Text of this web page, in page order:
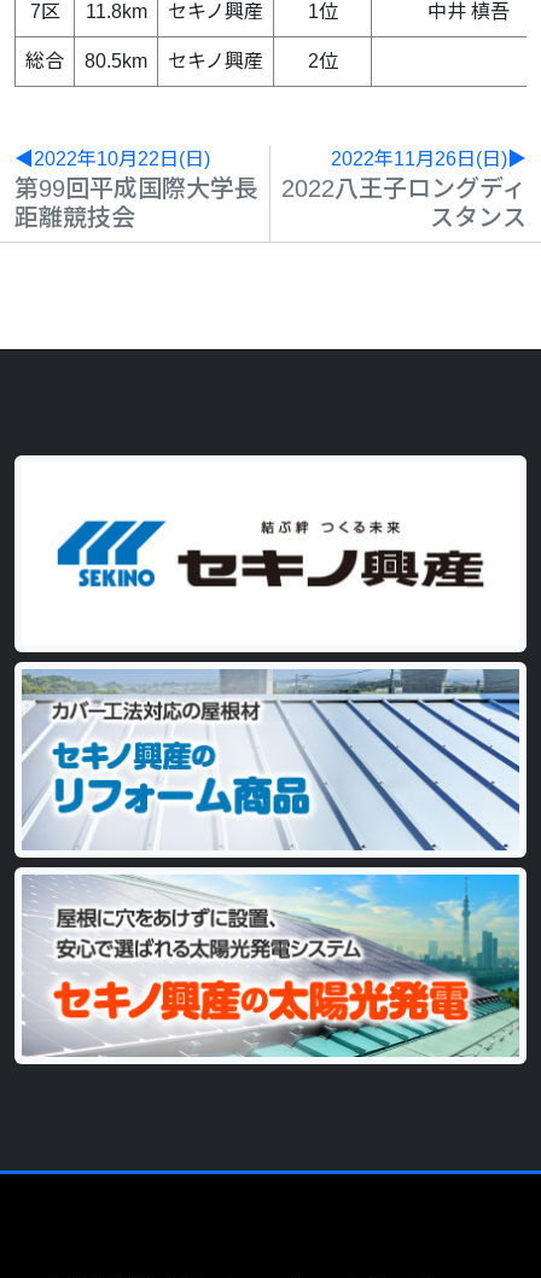
7区 11.8km セキノ興産 1位 中井 槙吾
総合 80.5km セキノ興産 2位
◀2022年10月22日(日)
第99回平成国際大学長
距離競技会
2022年11月26日(日)▶
2022八王子ロングディ
スタンス